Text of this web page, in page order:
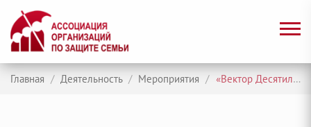
Главная / Деятельность / Мероприятия / «Вектор Десятилетия детства: счастливые дети – счастливая страна» на XV всероссийском съезде уполномоченных по правам ребенка